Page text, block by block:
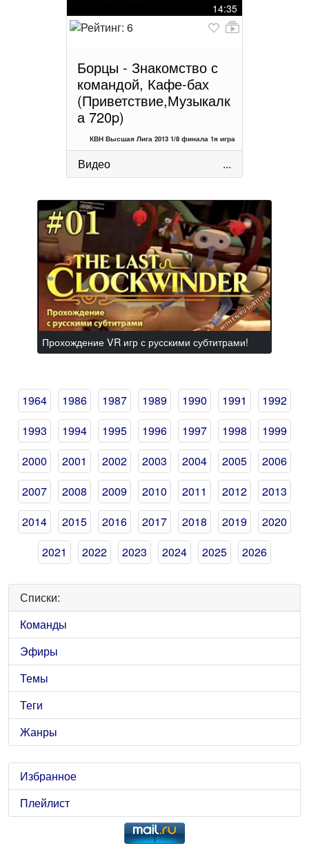
14:35
Борцы - Знакомство с
командой, Кафе-бах
(Приветствие,Музыкалк
а 720p)
КВН Высшая Лига 2013 1/8 финала 1я игра
Видео ...
Прохождение VR игр с русскими субтитрами!
1964 1986 1987 1989 1990 1991
1992
1993
1994 1995 1996 1997 1998
1999
2000
2001 2002 2003 2004 2005
2006
2007
2008 2009 2010 2011 2012
2013
2014
2015 2016 2017 2018 2019
2020
2021
2022 2023 2024 2025 2026
Списки:
Команды
Эфиры
Темы
Теги
Жанры
Избранное
Плейлист